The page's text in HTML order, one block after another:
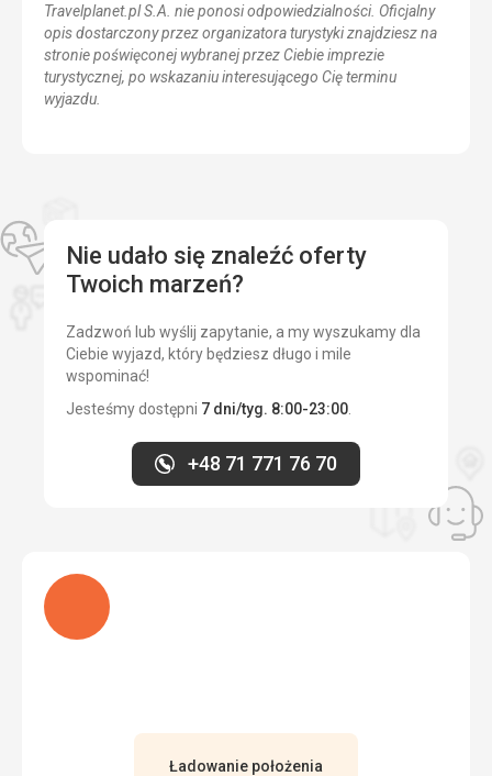
Travelplanet.pl S.A. nie ponosi odpowiedzialności. Oficjalny
opis dostarczony przez organizatora turystyki znajdziesz na
stronie poświęconej wybranej przez Ciebie imprezie
turystycznej, po wskazaniu interesującego Cię terminu
wyjazdu.
Nie udało się znaleźć oferty
Twoich marzeń?
Zadzwoń lub wyślij zapytanie, a my wyszukamy dla
Ciebie wyjazd, który będziesz długo i mile
wspominać!
Jesteśmy dostępni 7 dni/tyg. 8:00-23:00
+48 71 771 76 70
Ładuję
Ładowanie położenia